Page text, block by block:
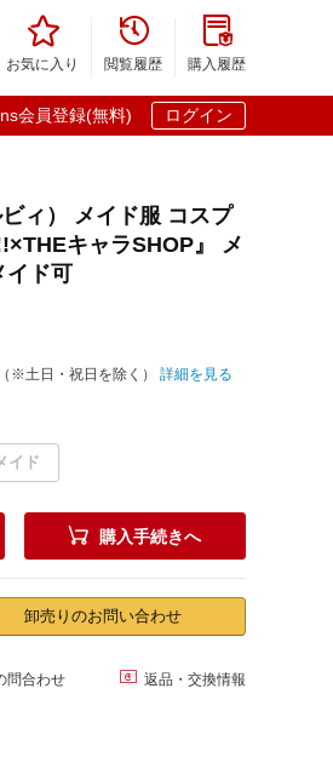

お気に入り

閲覧履歴

購入履歴
会員登録(無料) ログイン
ィ） メイド服 コスプ
キャラSHOP』 メ
イド可
※土日・祝日を除く） 詳細を見る
イド
 購入手続きへ
卸売りのお問い合わせ
問合わせ  返品・交換情報